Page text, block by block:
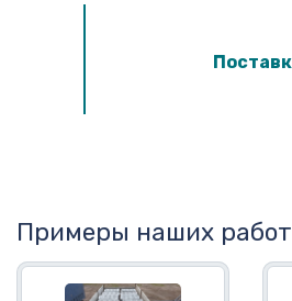
Примеры наших работ